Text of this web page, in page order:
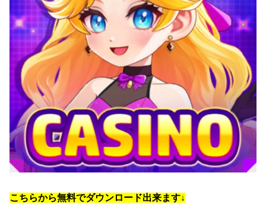
こちらから無料でダウンロード出来ます↓